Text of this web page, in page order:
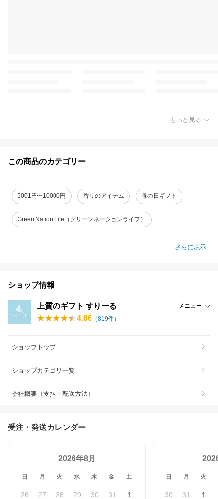
もっと見る
この商品のカテゴリー
5001円〜10000円 香りのアイテム 母の日ギフト
Green Nation Life（グリーンネーションライフ）
さらに表示
ショップ情報
上質のギフト すりーる メニュー
4.86 （819件）
ショップトップ
ショップカテゴリ一覧
会社概要（支払・配送方法）
受注・発送カレンダー
2026年8月
日 月 火 水 木 金 土
26 27 28 29 30 31 1
日 月 火
30 31 1